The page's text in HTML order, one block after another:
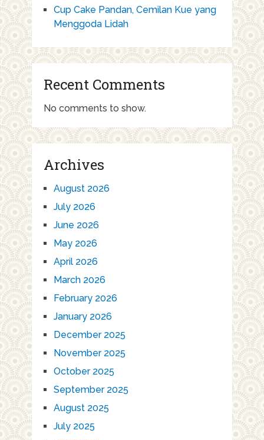
Cup Cake Pandan, Cemilan Kue yang
Menggoda Lidah
Recent Comments
No comments to show.
Archives
August 2026
July 2026
June 2026
May 2026
April 2026
March 2026
February 2026
January 2026
December 2025
November 2025
October 2025
September 2025
August 2025
July 2025